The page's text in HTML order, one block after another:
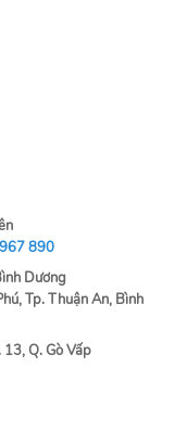
890
Dương
Tp. Thuận An, Bình
Q. Gò Vấp